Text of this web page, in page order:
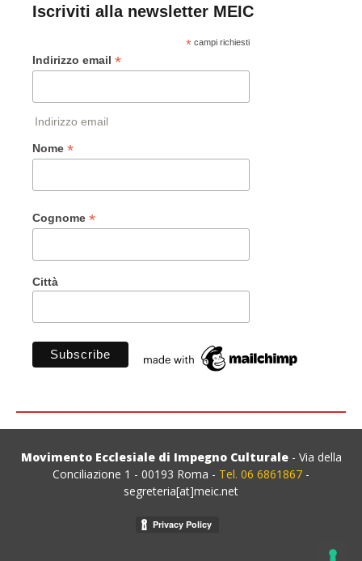
Iscriviti alla newsletter MEIC
*campi richiesti
Indirizzo email *
Indirizzo email
Nome *
Cognome *
Città
Movimento Ecclesiale di Impegno Culturale- Via della
Conciliazione 1 - 00193 Roma - Tel. 06 6861867 -
segreteria[at]meic.net